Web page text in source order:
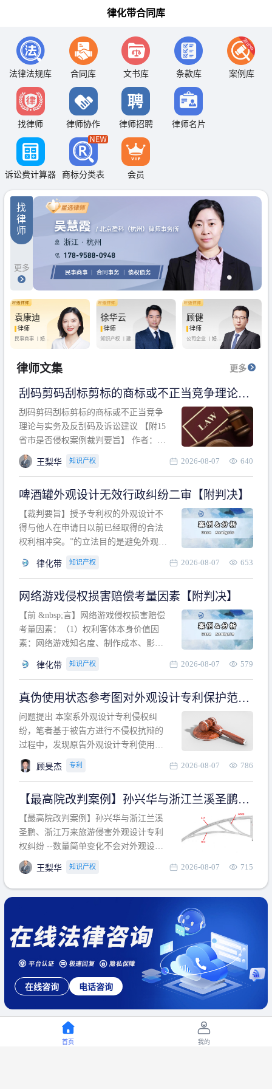
律化带合同库
法律法规库 合同库 文书库 条款库 案例库
找律师 律师协作 律师招聘 律师名片
诉讼费计算器 商标分类表 会员
找
律
师
更多
袁康迪
律师
民事商事 丨 婚姻
徐华云
律师
知识产权 丨 建设
顾健
律师
公司企业 丨婚姻
房产纠纷
律师文集 更多
刮码剪码刮标剪标的商标或不正当竞争理论与
实务及反刮码及诉讼建议 【附15省市是否侵权
案例裁判要旨】
刮码剪码刮标剪标的商标或不正当竞争
理论与实务及反刮码及诉讼建议 【附15
省市是否侵权案例裁判要旨】 作者：浙
江杭知桥律师事务所 王梨华 周靖超 【导
读】 第一部分：刮码剪码刮标剪标的商
诉讼建议 第二部分：15省市是否侵权案
例的裁判要旨 目录 第一部分、刮码剪码
刮
王梨华 知识产权 2026-08-07 640
啤酒罐外观设计无效行政纠纷二审【附判决】
【裁判要旨】授予专利权的外观设计不
得与他人在申请日以前已经取得的合法
权利相冲突。”的立法目的是避免外观设
冲突。基于此，凡是因该外观设计的实
于该款规定的规制范畴。“合法权利”不宜
作狭义解释，一般情况下，只要依法享
有的、在本专利申请日之
律化带 知识产权 2026-08-07 653
网络游戏侵权损害赔偿考量因素【附判决】
【前 &nbsp;言】网络游戏侵权损害赔偿
考量因素：（1）权利客体本身价值因
素：网络游戏知名度、制作成本、影响
利角度因素：被诉侵权游戏销售数量、
人数、活跃人数、市场占用率；（3）被
告主观因素：被告的主观恶意、是否明
知或应知、是否有
律化带 知识产权 2026-08-07 579
真伪使用状态参考图对外观设计专利保护范围
的影响
问题提出 本案系外观设计专利侵权纠
纷，笔者基于被告方进行不侵权抗辩的
过程中，发现原告外观设计专利使用状
态参考图中的外观设计与被告涉案商品
的视觉效果存在显著区别。故就使用状
保护范围确定进行了研究，将办案体会
与研究过程记录如下： 简要结论： 笔者
提出使用状态参考图应以
顾旻杰 专利 2026-08-07 786
【最高院改判案例】孙兴华与浙江兰溪圣鹏、
浙江万来旅游侵害外观设计专利权纠纷
【最高院改判案例】孙兴华与浙江兰溪
圣鹏、浙江万来旅游侵害外观设计专利
权纠纷 --数量简单变化不会对外观设计
产生视觉影响，及现有设计抗辩与专利
无效再审改判可以执行回转 【承办律
师】 王梨华 浙江杭知桥律师事务所 【案
民再2
王梨华 知识产权 2026-08-07 715
在线咨询 电话咨询
首页 我的